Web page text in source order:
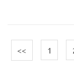
<< 1